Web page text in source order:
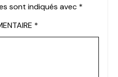
sont indiqués avec *
*